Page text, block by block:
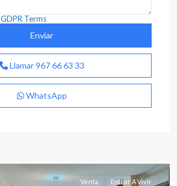
GDPR Terms
Llamar967 66 63 33
WhatsApp
Venta Entrar A Vivir